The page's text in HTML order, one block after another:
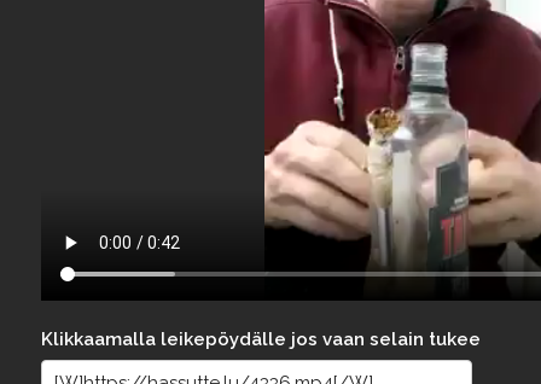
Klikkaamalla leikepöydälle jos vaan selain tukee